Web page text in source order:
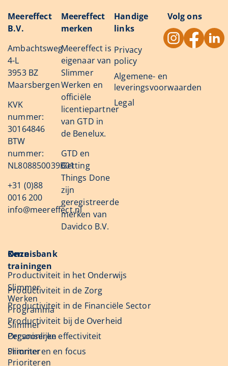
Meereffect
B.V.
Ambachtsweg
4-L
3953 BZ
Maarsbergen
KVK
nummer:
30164846
BTW
nummer:
NL808850039B01
+31 (0)88
0016 200
info@meereffect.nl
Meereffect
merken
Meereffect is
eigenaar van
Slimmer
Werken en
officiële
licentiepartner
van GTD in
de Benelux.
GTD en
Getting
Things Done
zijn
geregistreerde
merken van
Davidco B.V.
Handige
links
Privacy
policy
Algemene- en
leveringsvoorwaarden
Legal
Volg ons
Onze
trainingen
Slimmer
Werken
Programma
Slimmer
Organiseren
Slimmer
Prioriteren
Kennisbank
Productiviteit in het Onderwijs
Productiviteit in de Zorg
Productiviteit in de Financiële Sector
Productiviteit bij de Overheid
Persoonlijke effectiviteit
Prioriteren en focus